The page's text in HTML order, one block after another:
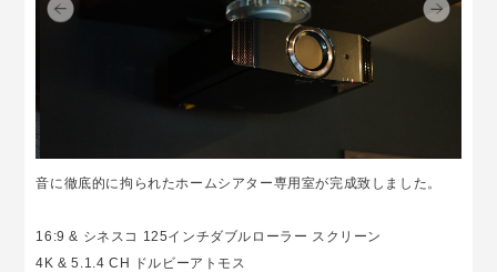
音に徹底的に拘られたホームシアター専用室が完成致しました。
16:9 & シネスコ 125インチダブルローラー スクリーン
4K & 5.1.4 CH ドルビーアトモス